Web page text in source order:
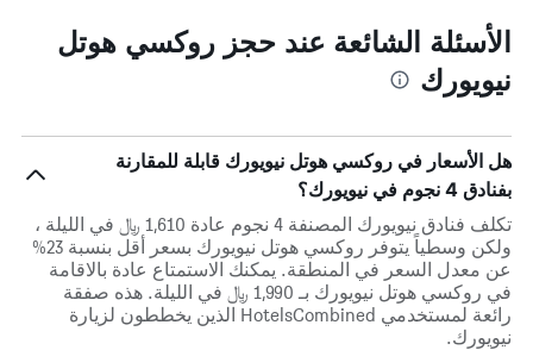
الأسئلة الشائعة عند حجز روكسي هوتل
نيويورك
هل الأسعار في روكسي هوتل نيويورك قابلة للمقارنة
بفنادق 4 نجوم في نيويورك؟
تكلف فنادق نيويورك المصنفة 4 نجوم عادة 1,610 ﷼ في الليلة ،
ولكن وسطياً يتوفر روكسي هوتل نيويورك بسعر أقل بنسبة 23%
عن معدل السعر في المنطقة. يمكنك الاستمتاع عادة بالاقامة
في روكسي هوتل نيويورك بـ 1,990 ﷼ في الليلة. هذه صفقة
رائعة لمستخدمي HotelsCombined الذين يخططون لزيارة
نيويورك.